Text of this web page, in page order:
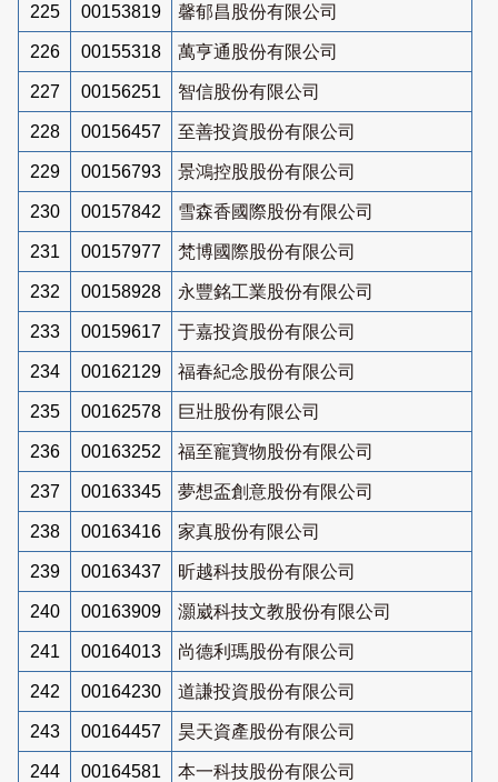
225 00153819 馨郁昌股份有限公司
226 00155318 萬亨通股份有限公司
227 00156251 智信股份有限公司
228 00156457 至善投資股份有限公司
229 00156793 景鴻控股股份有限公司
230 00157842 雪森香國際股份有限公司
231 00157977 梵博國際股份有限公司
232 00158928 永豐銘工業股份有限公司
233 00159617 于嘉投資股份有限公司
234 00162129 福春紀念股份有限公司
235 00162578 巨壯股份有限公司
236 00163252 福至寵寶物股份有限公司
237 00163345 夢想盃創意股份有限公司
238 00163416 家真股份有限公司
239 00163437 昕越科技股份有限公司
240 00163909 灝崴科技文教股份有限公司
241 00164013 尚德利瑪股份有限公司
242 00164230 道謙投資股份有限公司
243 00164457 昊天資產股份有限公司
244 00164581 本一科技股份有限公司